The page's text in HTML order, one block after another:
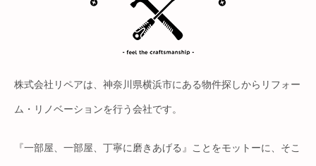
株式会社リペアは、神奈川県横浜市にある物件探しからリフォー
ム・リノベーションを行う会社です。
『一部屋、一部屋、丁寧に磨きあげる』ことをモットーに、そこ